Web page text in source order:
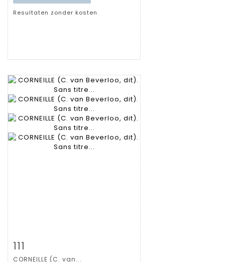
Resultaten zonder kosten
111
CORNEILLE (C. van...